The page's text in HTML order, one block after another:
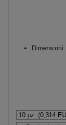
Dimensioni: